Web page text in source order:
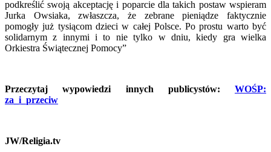
podkreślić swoją akceptację i poparcie dla takich postaw wspieram
Jurka Owsiaka, zwłaszcza, że zebrane pieniądze faktycznie
pomogły już tysiącom dzieci w całej Polsce. Po prostu warto być
solidarnym z innymi i to nie tylko w dniu, kiedy gra wielka
Orkiestra Świątecznej Pomocy”
Przeczytaj wypowiedzi innych publicystów: WOŚP:
za_i_przeciw
JW/Religia.tv